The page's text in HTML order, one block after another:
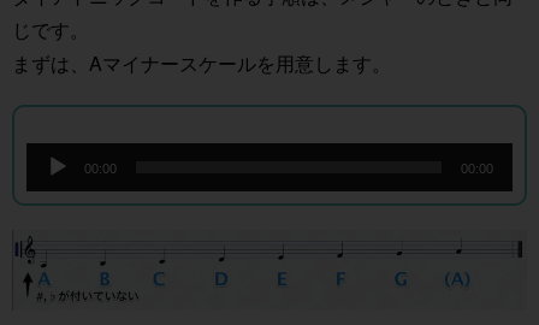
じです。
まずは、Aマイナースケールを用意します。
音
プ
レ
ヤ
ー
00:00 00:00